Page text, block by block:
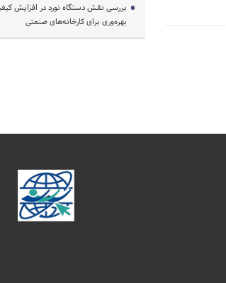
بررسی نقش دستگاه نورد در افزایش
بهره‌وری برای کارخانه‌های صنعتی